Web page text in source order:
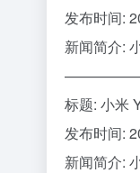
发布时间:
新闻简介:
标题: 小米
发布时间:
新闻简介: